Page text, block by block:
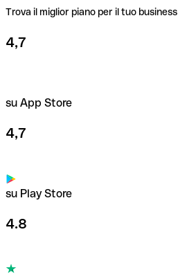
Trova il miglior piano per il tuo business
4,7
su App Store
4,7
su Play Store
4.8